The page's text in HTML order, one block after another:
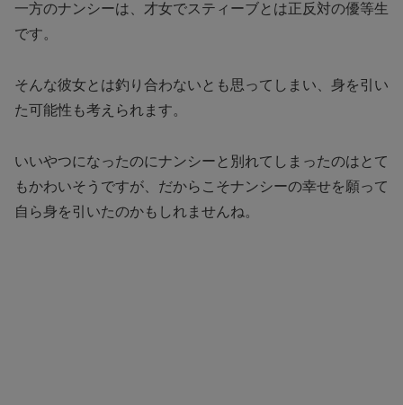
一方のナンシーは、才女でスティーブとは正反対の優等生
です。
そんな彼女とは釣り合わないとも思ってしまい、身を引い
た可能性も考えられます。
いいやつになったのにナンシーと別れてしまったのはとて
もかわいそうですが、だからこそナンシーの幸せを願って
自ら身を引いたのかもしれませんね。